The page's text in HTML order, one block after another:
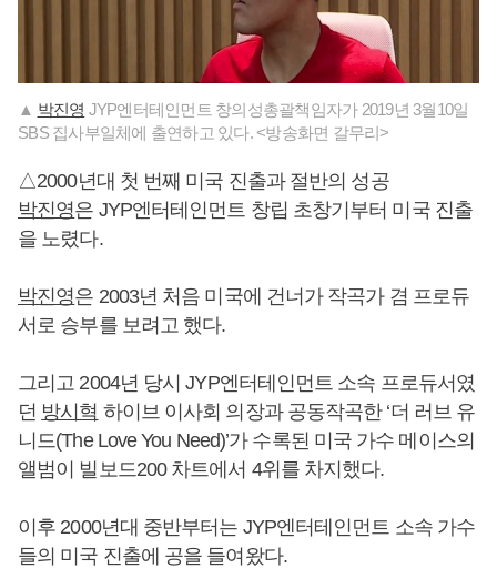
▲ 박진영 JYP엔터테인먼트 창의성총괄책임자가 2019년 3월10일
SBS 집사부일체에 출연하고 있다. <방송화면 갈무리>
△2000년대 첫 번째 미국 진출과 절반의 성공
박진영은 JYP엔터테인먼트 창립 초창기부터 미국 진출
을 노렸다.
박진영은 2003년 처음 미국에 건너가 작곡가 겸 프로듀
서로 승부를 보려고 했다.
그리고 2004년 당시 JYP엔터테인먼트 소속 프로듀서였
던 방시혁 하이브 이사회 의장과 공동작곡한 ‘더 러브 유
니드(The Love You Need)’가 수록된 미국 가수 메이스의
앨범이 빌보드200 차트에서 4위를 차지했다.
이후 2000년대 중반부터는 JYP엔터테인먼트 소속 가수
들의 미국 진출에 공을 들여왔다.